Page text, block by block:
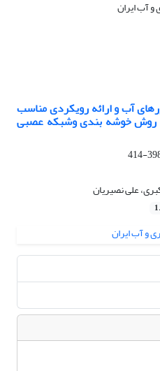
آب و ارائه رویکردی مناسب
روش خوشه بندی وشبکه عصبی
398-
علی نصیریان